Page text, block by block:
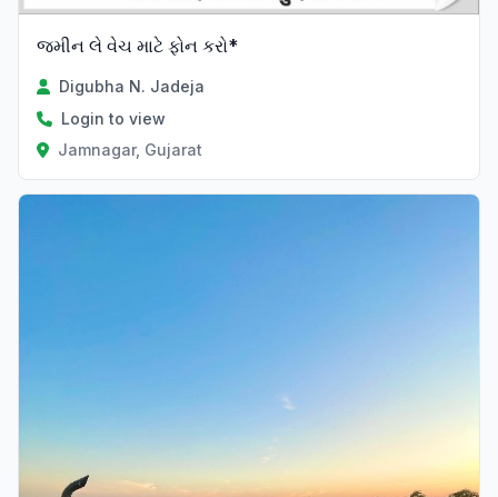
જમીન લે વેચ માટે ફોન કરો*
Digubha N. Jadeja
Login to view
Jamnagar, Gujarat